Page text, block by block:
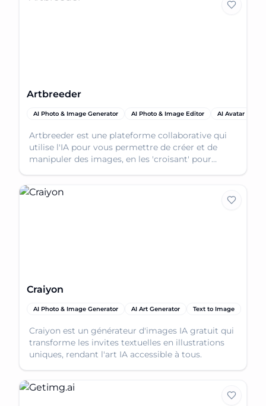
Artbreeder
AI Photo & Image Generator AI Photo & Image Editor AI Avatar
Artbreeder est une plateforme collaborative qui
utilise l'IA pour vous permettre de créer et de
manipuler des images, en les 'croisant' pour
Craiyon
AI Photo & Image Generator AI Art Generator Text to Image
Craiyon est un générateur d'images IA gratuit qui
transforme les invites textuelles en illustrations
uniques, rendant l'art IA accessible à tous.